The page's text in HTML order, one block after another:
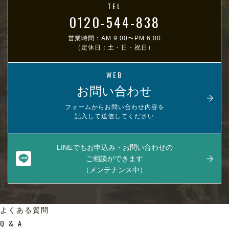
TEL
0120-544-838
営業時間：AM 9:00〜PM 6:00
（定休日：土・日・祝日）
WEB
お問い合わせ
フォームからお問い合わせ内容を
記入して送信してください
LINEでもお申込み・お問い合わせの
ご相談ができます
（メンテナンス中）
よくある質問
Q & A